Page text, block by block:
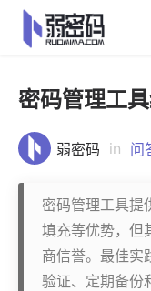
密码管理工
弱密码 in 问
密码管理工具提
填充等优势，但
商信誉。最佳实
验证、定期备份